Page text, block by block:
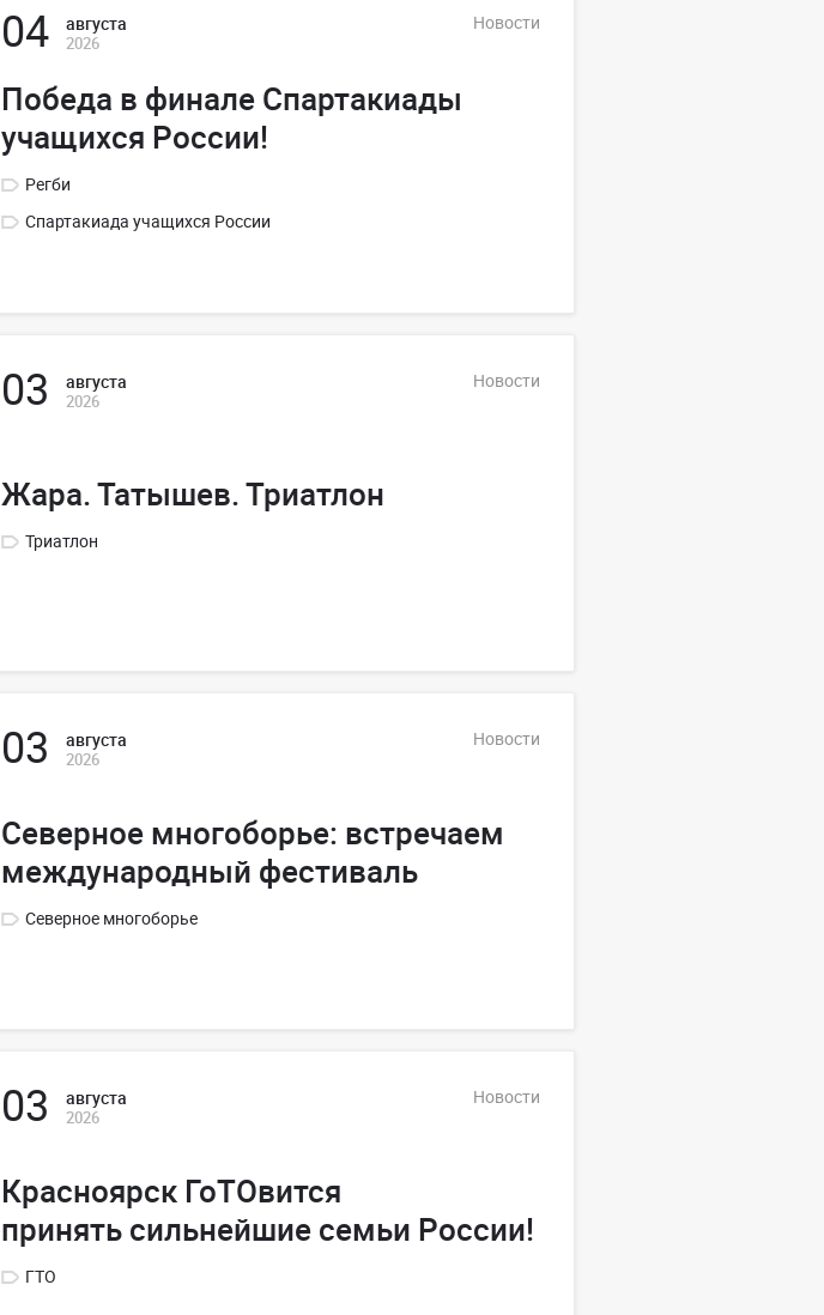
04 августа
2026
Новости
Победа в финале Спартакиады
учащихся России!
Регби
Спартакиада учащихся России
03 августа
2026
Новости
Жара. Татышев. Триатлон
Триатлон
03 августа
2026
Новости
Северное многоборье: встречаем
международный фестиваль
Северное многоборье
03 августа
2026
Новости
Красноярск ГоТОвится
принять сильнейшие семьи России!
ГТО